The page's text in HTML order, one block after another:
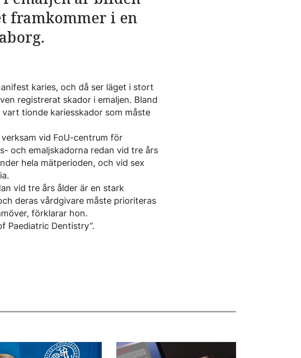
framkommer i en
karies, och då ser läget i stort
registrerat skador i emaljen. Bland
tionde kariesskador som måste
vid FoU-centrum för
och emaljskadorna redan vid tre års
hela mätperioden, och vid sex
vid tre års ålder är en stark
deras vårdgivare måste prioriteras
förklarar hon.
Paediatric Dentistry”.